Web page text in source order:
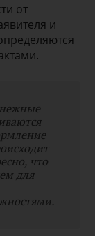
от
и
что
для